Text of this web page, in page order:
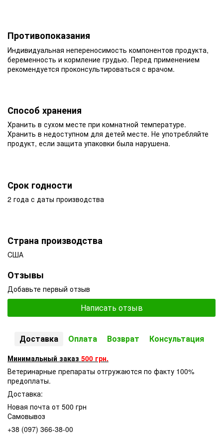
Противопоказания
Индивидуальная непереносимость компонентов продукта,
беременность и кормление грудью. Перед применением
рекомендуется проконсультироваться с врачом.
Способ хранения
Хранить в сухом месте при комнатной температуре.
Хранить в недоступном для детей месте. Не употребляйте
продукт, если защита упаковки была нарушена.
Срок годности
2 года с даты производства
Страна производства
CША
Отзывы
Добавьте первый отзыв
Написать отзыв
Доставка Оплата Возврат Консультация
Минимальный заказ 500 грн.
Ветеринарные препараты отгружаются по факту 100%
предоплаты.
Доставка:
Новая почта от 500 грн
Самовывоз
+38 (097) 366-38-00